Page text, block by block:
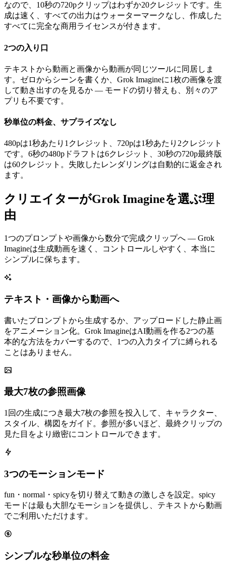
なので、10秒の720pクリップはわずか20クレジットです。生
成は速く、すべての出力はウォーターマークなし、作成した
すべてに完全な商用ライセンスが付きます。
2つの入り口
テキストから動画と画像から動画が同じツールに同居しま
す。ゼロからシーンを書くか、Grok Imagineに1枚の画像を渡
して動き出すのを見るか — モードの切り替えも、別々のア
プリも不要です。
秒単位の料金、サプライズなし
480pは1秒あたり1クレジット、720pは1秒あたり2クレジット
です。6秒の480pドラフトは6クレジット、30秒の720p最終版
は60クレジット。失敗したレンダリングは自動的に返金され
ます。
クリエイターがGrok Imagineを選ぶ理
由
1つのプロンプトや画像から数分で完成クリップへ — Grok
Imagineは生成動画を速く、コントロールしやすく、本当に
シンプルに保ちます。
テキスト・画像から動画へ
書いたプロンプトから生成するか、アップロードした静止画
をアニメーション化。Grok ImagineはAI動画を作る2つの基
本的な方法をカバーするので、1つの入力タイプに縛られる
ことはありません。
最大7枚の参照画像
1回の生成につき最大7枚の参照を投入して、キャラクター、
スタイル、構図をガイド。参照が多いほど、最終クリップの
見た目をより緻密にコントロールできます。
3つのモーションモード
fun・normal・spicyを切り替えて動きの激しさを設定。spicy
モードは最も大胆なモーションを提供し、テキストから動画
でご利用いただけます。
シンプルな秒単位の料金